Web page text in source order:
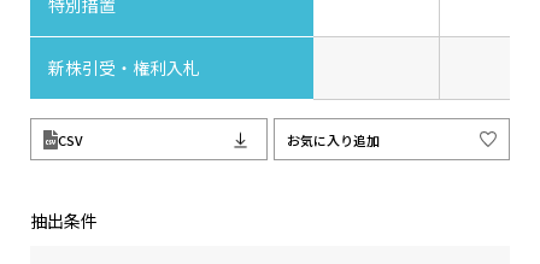
特別措置
新株引受・権利入札
CSV お気に入り追加
抽出条件